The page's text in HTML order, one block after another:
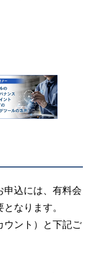
込には、有料会
なります。
ウント）と下記ご